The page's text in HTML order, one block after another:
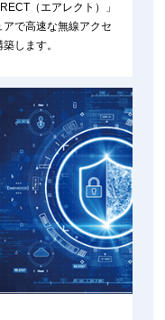
（エアレクト）」
で高速な無線アクセ
します。